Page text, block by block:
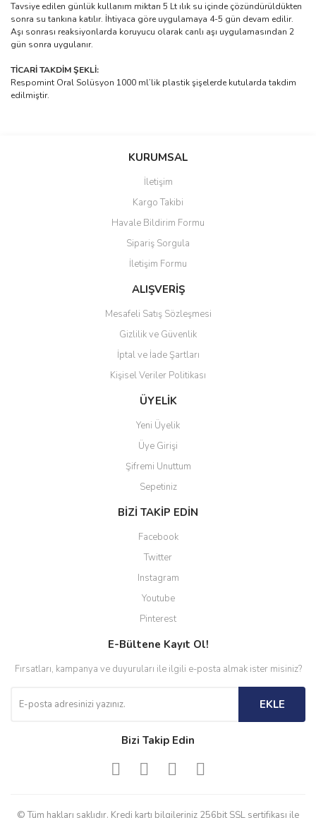
Tavsiye edilen günlük kullanım miktarı 5 Lt ılık su içinde çözündürüldükten
sonra su tankına katılır. İhtiyaca göre uygulamaya 4-5 gün devam edilir.
Aşı sonrası reaksiyonlarda koruyucu olarak canlı aşı uygulamasından 2
gün sonra uygulanır.
TİCARİ TAKDİM ŞEKLİ:
Respomint Oral Solüsyon 1000 ml’lik plastik şişelerde kutularda takdim
edilmiştir.
Bu ürüne ilk yorumu siz yapın!
Ürün resmi kalitesiz, bozuk veya görüntülenemiyor.
Ürün açıklamasında eksik bilgiler bulunuyor.
Ürün bilgilerinde hatalar bulunuyor.
Ürün fiyatı diğer sitelerden daha pahalı.
Bu ürüne benzer farklı alternatifler olmalı.
Gönder
KURUMSAL
İletişim
Kargo Takibi
Havale Bildirim Formu
Sipariş Sorgula
İletişim Formu
ALIŞVERİŞ
Mesafeli Satış Sözleşmesi
Gizlilik ve Güvenlik
İptal ve İade Şartları
Kişisel Veriler Politikası
ÜYELİK
Yeni Üyelik
Üye Girişi
Şifremi Unuttum
Sepetiniz
BİZİ TAKİP EDİN
Facebook
Twitter
Instagram
Youtube
Pinterest
E-Bültene Kayıt Ol!
Fırsatları, kampanya ve duyuruları ile ilgili e-posta almak ister misiniz?
EKLE
Bizi Takip Edin
© Tüm hakları saklıdır. Kredi kartı bilgileriniz 256bit SSL sertifikası ile